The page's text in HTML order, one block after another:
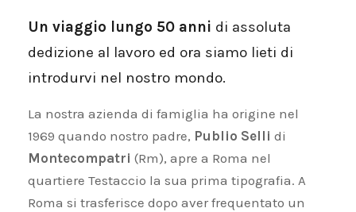
Un viaggio lungo 50 anni di assoluta
dedizione al lavoro ed ora siamo lieti di
introdurvi nel nostro mondo.
La nostra azienda di famiglia ha origine nel
1969 quando nostro padre, Publio Selli di
Montecompatri (Rm), apre a Roma nel
quartiere Testaccio la sua prima tipografia. A
Roma si trasferisce dopo aver frequentato un